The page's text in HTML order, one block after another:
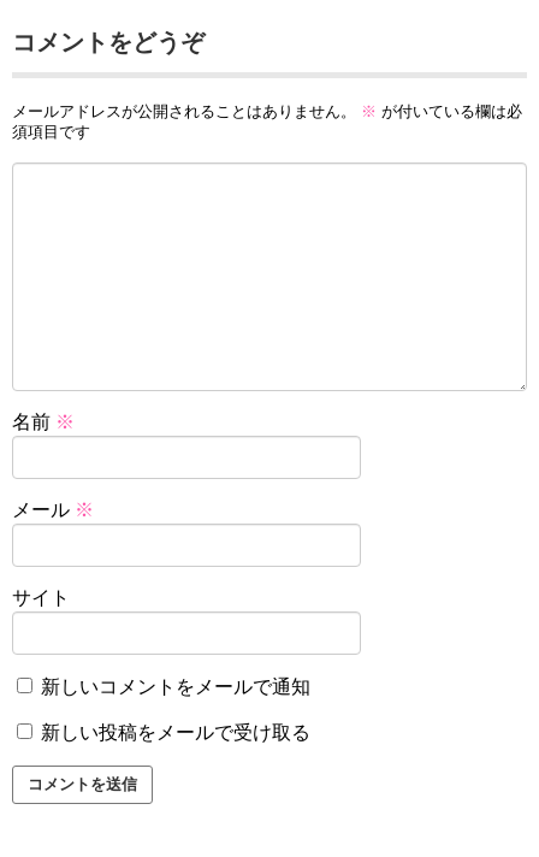
コメントをどうぞ
メールアドレスが公開されることはありません。 ※ が付いている欄は必
須項目です
名前 ※
メール ※
サイト
新しいコメントをメールで通知
新しい投稿をメールで受け取る